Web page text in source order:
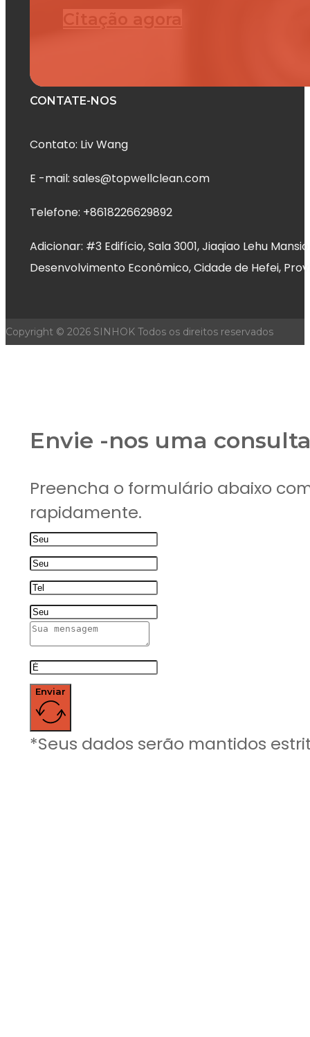
CONTATE-NOS
Contato: Liv Wang
E -mail: sales@topwellclean.com
Telefone: +8618226629892
Adicionar: #3 Edifício, Sala 3001, Jiaqiao Lehu
Desenvolvimento Econômico, Cidade de Hefei,
Copyright © 2026 SINHOK Todos os direitos reservados
Envie -nos uma
Preencha o formulário abaixo
rapidamente.
Enviar
*Seus dados serão mantidos